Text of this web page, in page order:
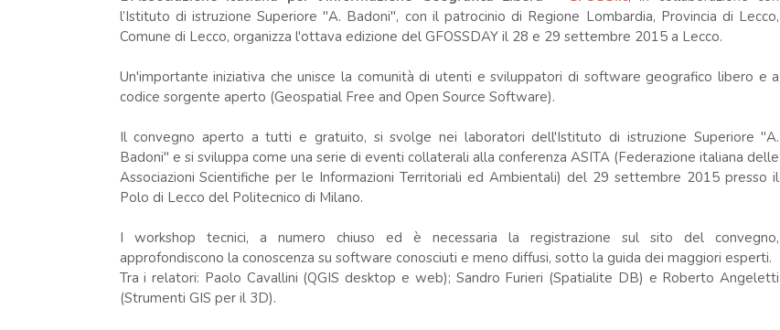
l’Istituto di istruzione Superiore "A. Badoni", con il patrocinio di Regione Lombardia, Provincia di Lecco,
Comune di Lecco, organizza l'ottava edizione del GFOSSDAY il 28 e 29 settembre 2015 a Lecco.
Un'importante iniziativa che unisce la comunità di utenti e sviluppatori di software geografico libero e a
codice sorgente aperto (Geospatial Free and Open Source Software).
Il convegno aperto a tutti e gratuito, si svolge nei laboratori dell'Istituto di istruzione Superiore "A.
Badoni" e si sviluppa come una serie di eventi collaterali alla conferenza ASITA (Federazione italiana delle
Associazioni Scientifiche per le Informazioni Territoriali ed Ambientali) del 29 settembre 2015 presso il
Polo di Lecco del Politecnico di Milano.
I workshop tecnici, a numero chiuso ed è necessaria la registrazione sul sito del convegno,
approfondiscono la conoscenza su software conosciuti e meno diffusi, sotto la guida dei maggiori esperti.
Tra i relatori: Paolo Cavallini (QGIS desktop e web); Sandro Furieri (Spatialite DB) e Roberto Angeletti
(Strumenti GIS per il 3D).